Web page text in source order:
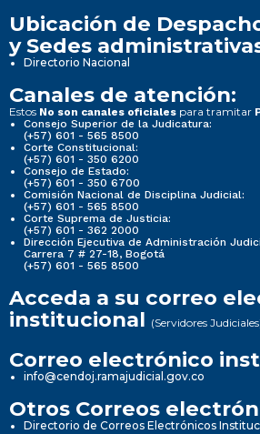
Ubicación de
y Sedes
Directorio Nacional
Canales de atención:
Estos No son canales oficiales para tramitar
Consejo Superior de la Judicatura:
(+57) 601 - 565 8500
Corte Constitucional:
(+57) 601 - 350 6200
Consejo de Estado:
(+57) 601 - 350 6700
Comisión Nacional de Disciplina Judicial:
(+57) 601 - 565 8500
Corte Suprema de Justicia:
(+57) 601 - 362 2000
Dirección Ejecutiva de Administración
Carrera 7 # 27-18, Bogotá
(+57) 601 - 565 8500
Acceda a su correo
institucional (Servidores
Correo electrónico
info@cendoj.ramajudicial.gov.co
Otros Correos
Directorio de Correos Electrónicos